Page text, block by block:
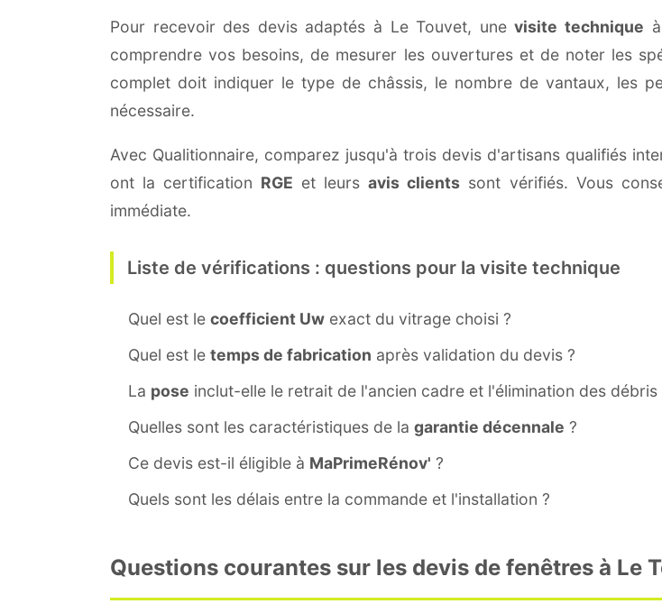
Pour recevoir des devis adaptés à Le Touvet, unevisite technique
comprendre vos besoins, de mesurer les ouvertures et de noter les
complet doit indiquer le type de châssis, le nombre de vantaux, les
nécessaire.
Avec Qualitionnaire, comparez jusqu'à trois devis d'artisans qualifiés
ont la certification RGE et leursavis clients sont vérifiés. Vous
immédiate.
Liste de vérifications : questions pour la visite technique
Quel est le coefficient Uw exact du vitrage choisi ?
Quel est le temps de fabrication après validation du devis ?
La pose inclut-elle le retrait de l'ancien cadre et l'élimination des débris
Quelles sont les caractéristiques de la garantie décennale ?
Ce devis est-il éligible à MaPrimeRénov' ?
Quels sont les délais entre la commande et l'installation ?
Questions courantes sur les devis de fenêtres à Le